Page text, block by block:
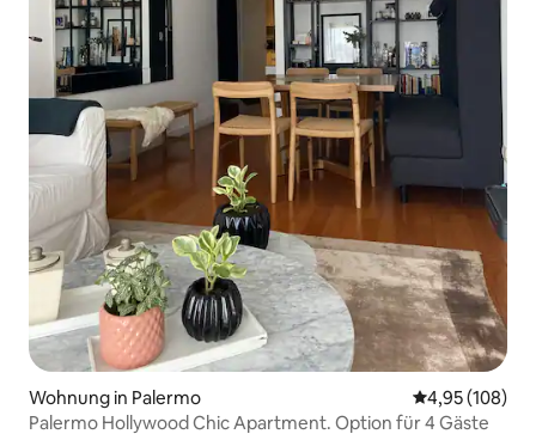
Wohnung in Palermo
4,95 (108)
Palermo Hollywood Chic Apartment. Option für 4 Gäste